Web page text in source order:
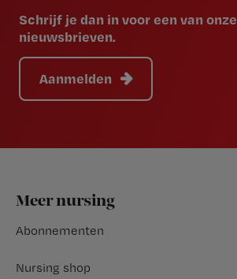
Schrijf je dan in voor een van onze
nieuwsbrieven.
Aanmelden
Footer
Meer nursing
Abonnementen
Nursing shop